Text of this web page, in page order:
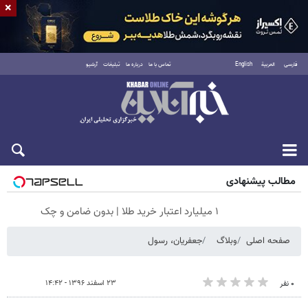
فارسی العربية English تماس با ما درباره ما تبلیغات آرشیو
جمعه ۱۶ مرداد ۱۴۰۵
مطالب پیشنهادی
۱ میلیارد اعتبار خرید طلا | بدون ضامن و چک
صفحه اصلی وبلاگ جعفریان، رسول
۰ نفر ۲۳ اسفند ۱۳۹۶ - ۱۴:۴۲
×